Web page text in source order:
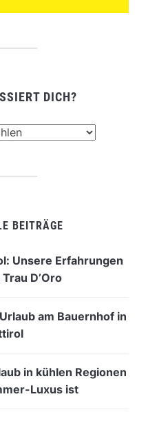
DICH?
BEITRÄGE
Unsere Erfahrungen
D’Oro
am Bauernhof in
in kühlen Regionen
Luxus ist